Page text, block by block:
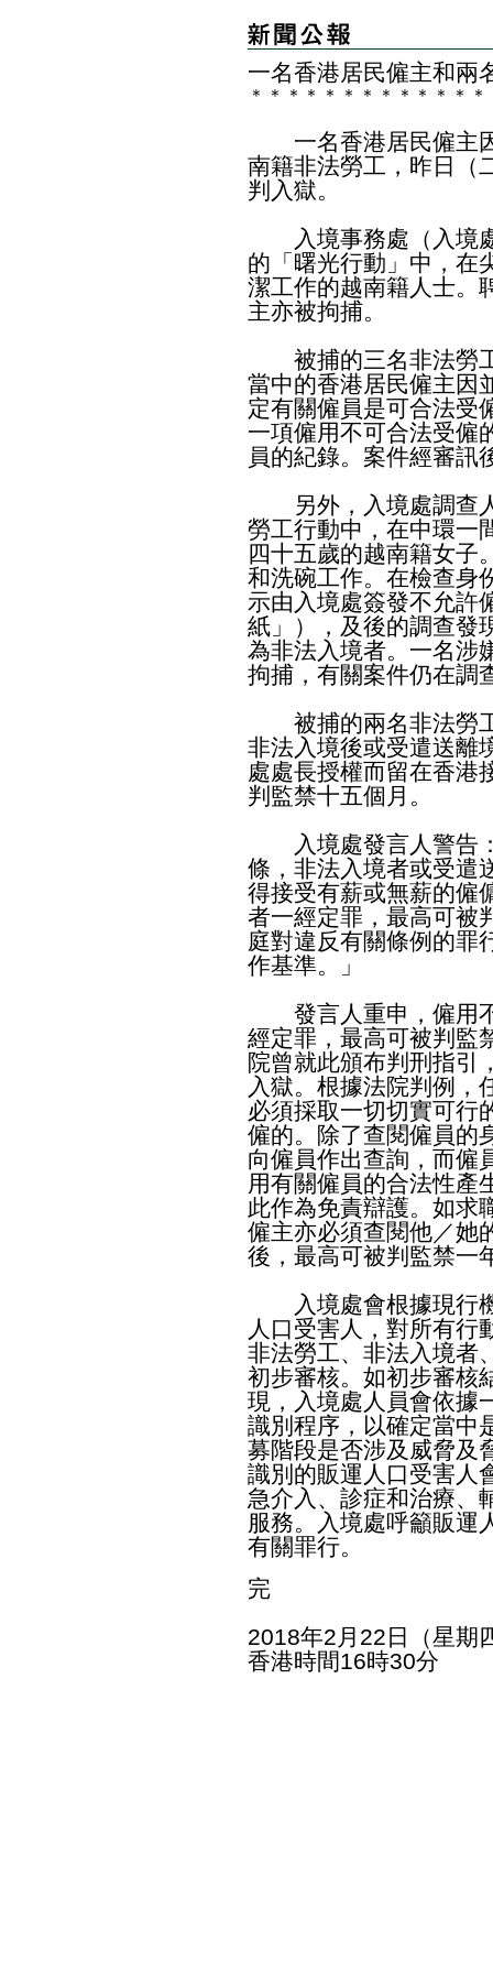
一名香港居民僱主和兩
＊ ＊ ＊ ＊ ＊ ＊ ＊ ＊ ＊ ＊ ＊ ＊ ＊
一名香港居民僱主因
南籍非法勞工，昨日（
判入獄。
入境事務處（入境處
的「曙光行動」中，在
潔工作的越南籍人士。
主亦被拘捕。
被捕的三名非法勞工
當中的香港居民僱主因
定有關僱員是可合法受
一項僱用不可合法受僱
員的紀錄。案件經審訊
另外，入境處調查人
勞工行動中，在中環一
四十五歲的越南籍女子
和洗碗工作。在檢查身
示由入境處簽發不允許
紙」），及後的調查發
為非法入境者。一名涉
拘捕，有關案件仍在調
被捕的兩名非法勞工
非法入境後或受遣送離
處處長授權而留在香港
判監禁十五個月。
入境處發言人警告：
條，非法入境者或受遣
得接受有薪或無薪的僱
者一經定罪，最高可被
庭對違反有關條例的罪
作基準。」
發言人重申，僱用不
經定罪，最高可被判監
院曾就此頒布判刑指引
入獄。根據法院判例，
必須採取一切切實可行
僱的。除了查閱僱員的
向僱員作出查詢，而僱
用有關僱員的合法性產
此作為免責辯護。如求
僱主亦必須查閱他／她
後，最高可被判監禁一
入境處會根據現行機
人口受害人，對所有行
非法勞工、非法入境者
初步審核。如初步審核
現，入境處人員會依據
識別程序，以確定當中
募階段是否涉及威脅及
識別的販運人口受害人
急介入、診症和治療、
服務。入境處呼籲販運
有關罪行。
完
2018年2月22日（星期
香港時間16時30分